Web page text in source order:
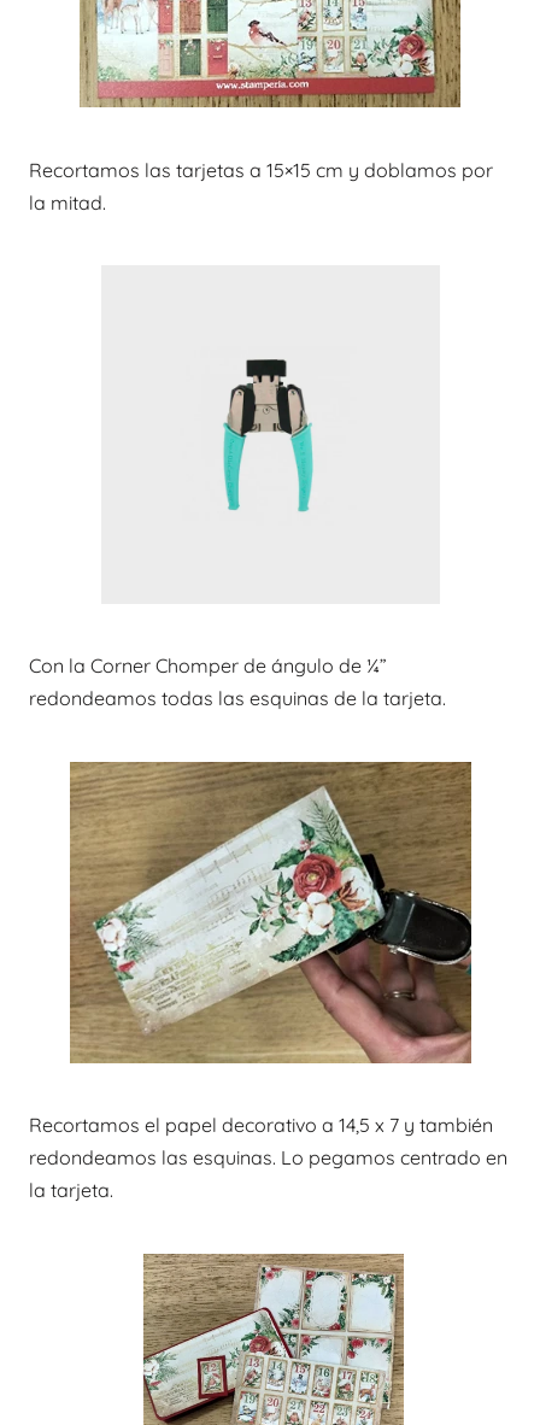
Recortamos las tarjetas a 15×15 cm y doblamos por
la mitad.
Con la Corner Chomper de ángulo de ¼”
redondeamos todas las esquinas de la tarjeta.
Recortamos el papel decorativo a 14,5 x 7 y también
redondeamos las esquinas. Lo pegamos centrado en
la tarjeta.